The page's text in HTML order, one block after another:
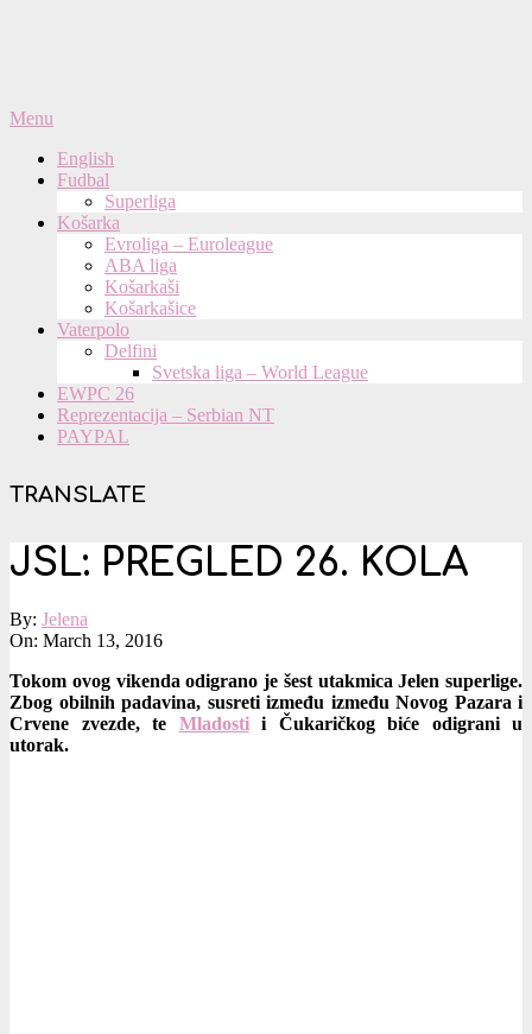
Primary
Menu
Menu
English
Fudbal
Superliga
Košarka
Evroliga – Euroleague
ABA liga
Košarkaši
Košarkašice
Vaterpolo
Delfini
Svetska liga – World League
EWPC 26
Reprezentacija – Serbian NT
PAYPAL
TRANSLATE
JSL: PREGLED 26. KOLA
By: Jelena
On: March 13, 2016
Tokom ovog vikenda odigrano je šest utakmica Jelen superlige.
Zbog obilnih padavina, susreti između između Novog Pazara i
Crvene zvezde, te Mladostii Čukaričkog biće odigrani u
utorak.